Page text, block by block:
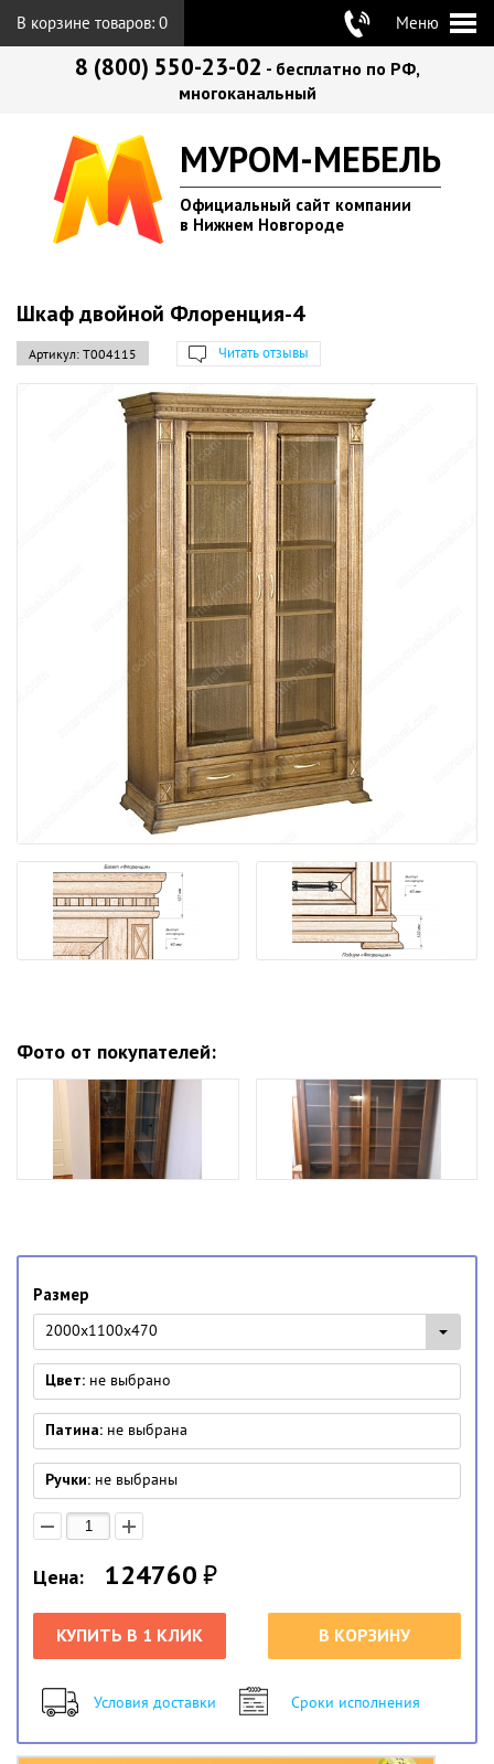
В корзине товаров: 0 Меню
8 (800) 550-23-02 - бесплатно по РФ,
многоканальный
МУРОМ-МЕБЕЛЬ
Официальный сайт компании
в Нижнем Новгороде
Шкаф двойной Флоренция-4
Артикул: Т004115 Читать отзывы
Фото от покупателей:
Размер
2000x1100x470
Цвет: не выбрано
Патина: не выбрана
Ручки: не выбраны
Цена: 124760₽
КУПИТЬ В 1 КЛИК В КОРЗИНУ
Условия доставки Сроки исполнения